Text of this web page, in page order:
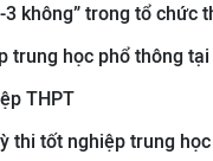
không” trong tổ chức
trung học phổ thông tại
THPT
thi tốt nghiệp trung